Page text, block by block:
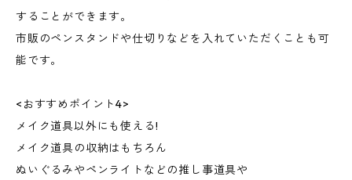
することができます。
市販のペンスタンドや仕切りなどを入れていただくことも可
能です。
<おすすめポイント4>
メイク道具以外にも使える!
メイク道具の収納はもちろん
ぬいぐるみやペンライトなどの推し事道具や